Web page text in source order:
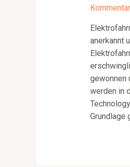
anerkannt
gewonnen
werden in
Grundlage